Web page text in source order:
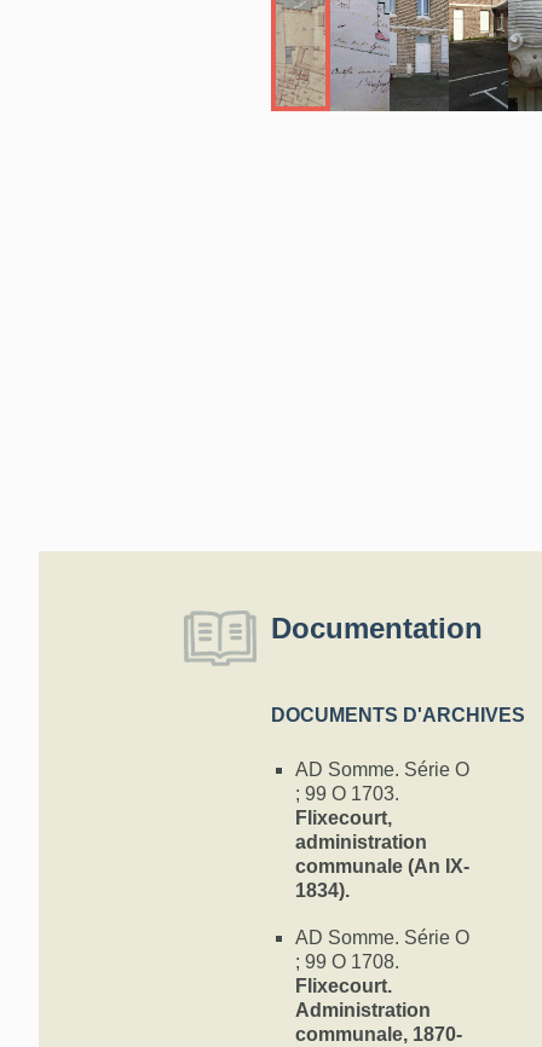
Documentation
DOCUMENTS D'ARCHIVES
AD Somme. Série O
; 99 O 1703.
Flixecourt,
administration
communale (An IX-
1834).
AD Somme. Série O
; 99 O 1708.
Flixecourt.
Administration
communale, 1870-